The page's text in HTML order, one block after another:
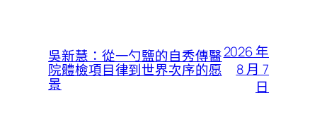
吳新慧：從一勺鹽的自秀傳醫
院體檢項目律到世界次序的愿
景
2026 年
8 月 7
日